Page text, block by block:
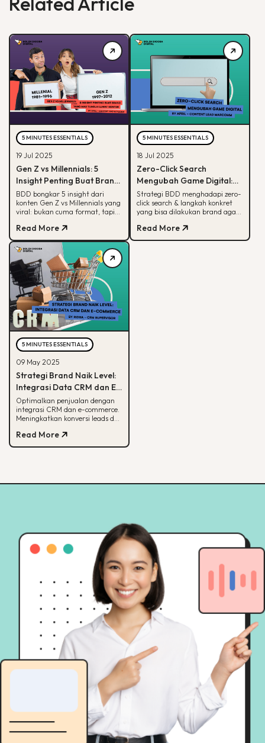
5 MINUTES ESSENTIALS
19 Jul 2025
Gen Z vs Millennials: 5
Insight Penting Buat Brand
yang Mau Tumbuh Lewat
Konten
BDD bongkar 5 insight dari
konten Gen Z vs Millennials yang
viral: bukan cuma format, tapi
Read More
5 MINUTES ESSENTIALS
18 Jul 2025
Zero-Click Search
Mengubah Game Digital:
Begini Strategi BDD & Apa
yang Bisa Dilakukan Brand
Strategi BDD menghadapi zero-
click search & langkah konkret
yang bisa dilakukan brand agar
Google
Read More
5 MINUTES ESSENTIALS
09 May 2025
Strategi Brand Naik Level:
Integrasi Data CRM dan E-
commerce
Optimalkan penjualan dengan
integrasi CRM dan e-commerce.
Meningkatkan konversi leads dan
terarah
Read More